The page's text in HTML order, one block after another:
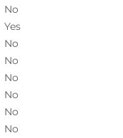
No
Yes
No
No
No
No
No
No